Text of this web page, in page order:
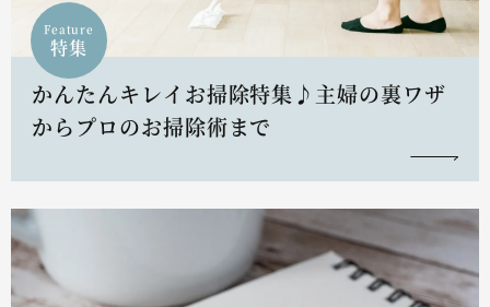
Feature
特集
かんたんキレイお掃除特集♪主婦の裏ワザ
からプロのお掃除術まで